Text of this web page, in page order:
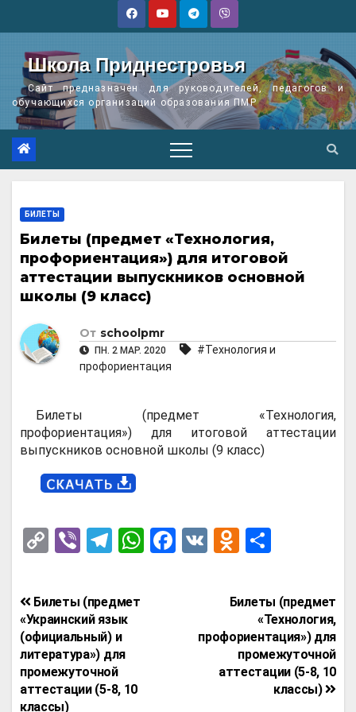
Школа Приднестровья
Сайт предназначен для руководителей, педагогов и
обучающихся организаций образования ПМР
БИЛЕТЫ
Билеты (предмет «Технология,
профориентация») для итоговой
аттестации выпускников основной
школы (9 класс)
От schoolpmr
ПН. 2 МАР. 2020
#Технология и
профориентация
Билеты (предмет «Технология,
профориентация») для итоговой аттестации
выпускников основной школы (9 класс)
C
py
Li
n
k
Vi
er
T
e
gr
a
m
W
F
V
O
n
kl
a
п
р
а
в
и
Навигация
по
записям
Билеты (предмет
«Технология,
профориентация») для
промежуточной
аттестации (5-8, 10
классы)
Билеты (предмет
«Украинский язык
(официальный) и
литература») для
промежуточной
аттестации (5-8, 10
классы)